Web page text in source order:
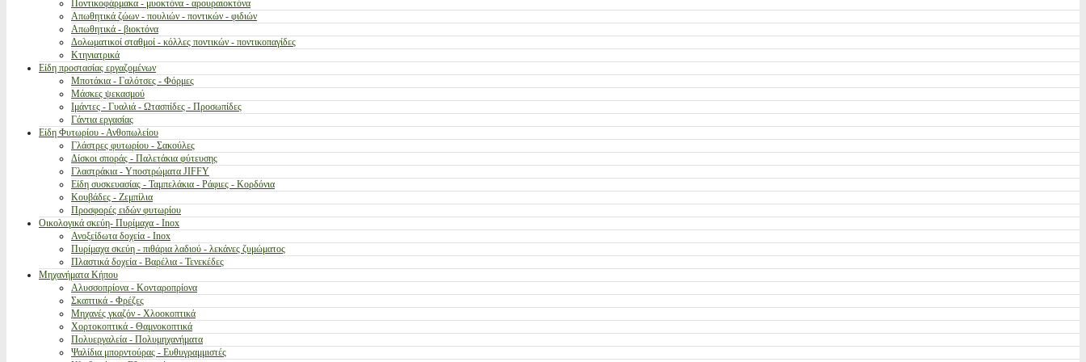
Ποντικοφάρμακα - μυοκτόνα - αρουραιοκτόνα
Απωθητικά ζώων - πουλιών - ποντικών - φιδιών
Απωθητικά - βιοκτόνα
Δολωματικοί σταθμοί - κόλλες ποντικών - ποντικοπαγίδες
Κτηνιατρικά
Είδη προστασίας εργαζομένων
Μποτάκια - Γαλότσες - Φόρμες
Μάσκες ψεκασμού
Ιμάντες - Γυαλιά - Ωτασπίδες - Προσωπίδες
Γάντια εργασίας
Είδη Φυτωρίου - Ανθοπωλείου
Γλάστρες φυτωρίου - Σακούλες
Δίσκοι σποράς - Παλετάκια φύτευσης
Γλαστράκια - Υποστρώματα JIFFY
Είδη συσκευασίας - Ταμπελάκια - Ράφιες - Κορδόνια
Κουβάδες - Ζεμπίλια
Προσφορές ειδών φυτωρίου
Οικολογικά σκεύη- Πυρίμαχα - Inox
Ανοξείδωτα δοχεία - Inox
Πυρίμαχα σκεύη - πιθάρια λαδιού - λεκάνες ζυμώματος
Πλαστικά δοχεία - Βαρέλια - Τενεκέδες
Μηχανήματα Κήπου
Αλυσσοπρίονα - Κονταροπρίονα
Σκαπτικά - Φρέζες
Μηχανές γκαζόν - Χλοοκοπτικά
Χορτοκοπτικά - Θαμνοκοπτικά
Πολυεργαλεία - Πολυμηχανήματα
Ψαλίδια μπορντούρας - Ευθυγραμμιστές